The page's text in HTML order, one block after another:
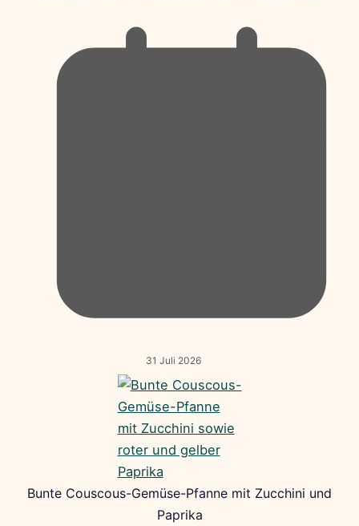
31 Juli 2026
Bunte Couscous-Gemüse-Pfanne mit Zucchini und
Paprika